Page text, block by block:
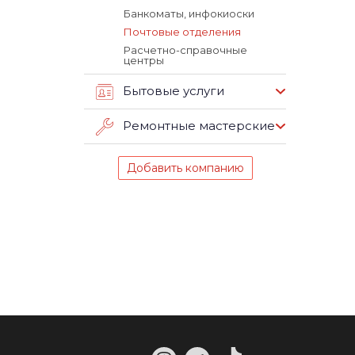
Банкоматы, инфокиоски
Почтовые отделения
Расчетно-справочные
центры
Бытовые услуги
Ремонтные мастерские
Добавить компанию